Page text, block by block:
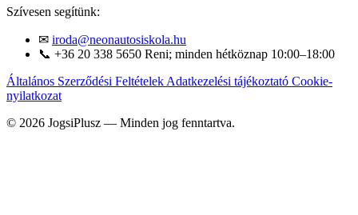
Szívesen segítünk:
✉ iroda@neonautosiskola.hu
📞 +36 20 338 5650 Reni; minden hétköznap 10:00–18:00
Általános Szerződési FeltételekAdatkezelési tájékoztató Cookie-
nyilatkozat
© 2026 JogsiPlusz — Minden jog fenntartva.